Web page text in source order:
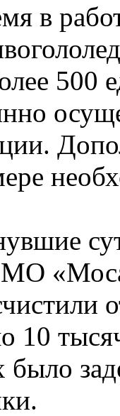
в
500
10
было